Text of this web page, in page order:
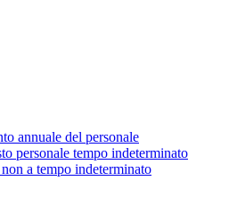
annuale del personale
personale tempo indeterminato
a tempo indeterminato